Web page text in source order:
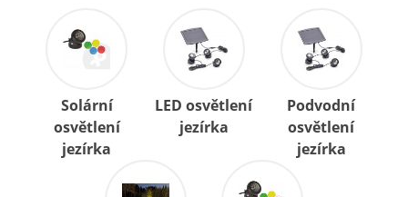
Solární
osvětlení
jezírka
LED osvětlení
jezírka
Podvodní
osvětlení
jezírka